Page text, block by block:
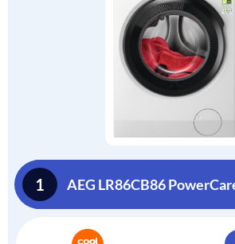
1 AEG LR86CB86